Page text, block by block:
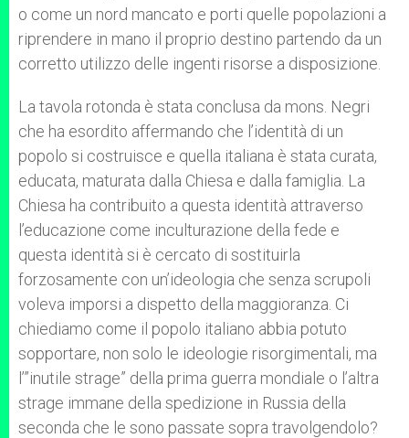
o come un nord mancato e porti quelle popolazioni a
riprendere in mano il proprio destino partendo da un
corretto utilizzo delle ingenti risorse a disposizione.
La tavola rotonda è stata conclusa da mons. Negri
che ha esordito affermando che l’identità di un
popolo si costruisce e quella italiana è stata curata,
educata, maturata dalla Chiesa e dalla famiglia. La
Chiesa ha contribuito a questa identità attraverso
l’educazione come inculturazione della fede e
questa identità si è cercato di sostituirla
forzosamente con un’ideologia che senza scrupoli
voleva imporsi a dispetto della maggioranza. Ci
chiediamo come il popolo italiano abbia potuto
sopportare, non solo le ideologie risorgimentali, ma
l’”inutile strage” della prima guerra mondiale o l’altra
strage immane della spedizione in Russia della
seconda che le sono passate sopra travolgendolo?